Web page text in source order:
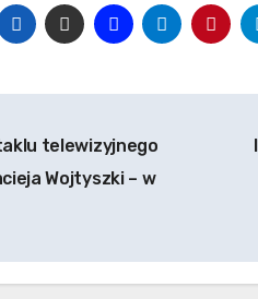
telewizyjnego
Wojtyszki – w